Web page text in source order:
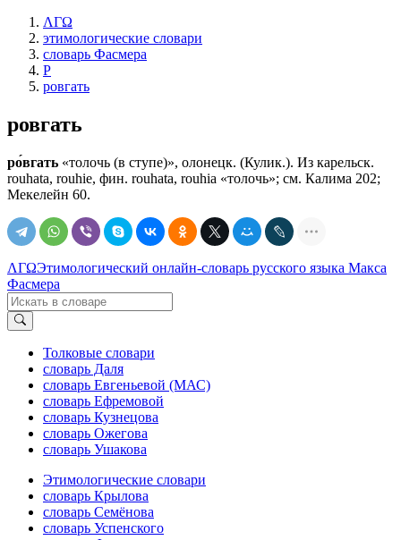
ΛΓΩ
этимологические словари
словарь Фасмера
Р
ровгать
ровгать
ро́вгать «толочь (в ступе)», олонецк. (Кулик.). Из карельск.
rouhata, rouhie, фин. rouhata, rouhia «толочь»; см. Калима 202;
Мекелейн 60.
ΛΓΩЭтимологический онлайн-словарь русского языка Макса
Фасмера
Толковые словари
словарь Даля
словарь Евгеньевой (МАС)
словарь Ефремовой
словарь Кузнецова
словарь Ожегова
словарь Ушакова
Этимологические словари
словарь Крылова
словарь Семёнова
словарь Успенского